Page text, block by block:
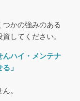
かの強みのある
してください。
んハイ・メンテナ
」
。